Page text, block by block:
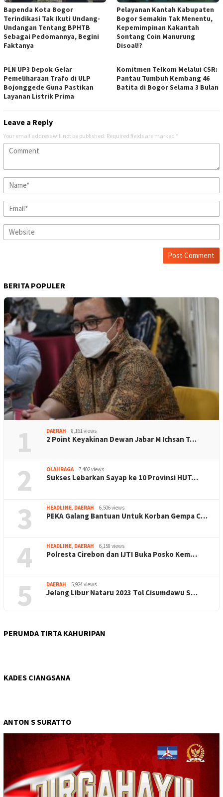
Bapenda Kota Bogor
Terindikasi Tak Ikuti Undang-
Undangan Tentang BPHTB
Sebagai Pedomannya, Begini
Faktanya
Pelayanan Kantah Kabupaten
Bogor Semakin Tak Menentu,
Kepemimpinan Kakantah
Sontang Coin Manurung
Disoal!?
PLN UP3 Depok Gelar
Pemeliharaan Trafo di ULP
Bojonggede Guna Pastikan
Layanan Listrik Prima
Komitmen Telkom Melalui CSR:
Pantau Tumbuh Kembang 46
Batita di Bogor Selama 3 Bulan
Leave a Reply
Your email address will not be published. Required fields are marked *
BERITA POPULER
1 DAERAH 8,161 views
2 Point Keyakinan Dewan Jabar M Ichsan T…
2 OLAHRAGA 7,402 views
Sukses Lebarkan Sayap ke 10 Provinsi HUT…
3 HEADLINE, DAERAH 6,506 views
PEKA Galang Bantuan Untuk Korban Gempa C…
4 HEADLINE, DAERAH 6,158 views
Polresta Cirebon dan IJTI Buka Posko Kem…
5 DAERAH 5,924 views
Jelang Libur Nataru 2023 Tol Cisumdawu S…
PERUMDA TIRTA KAHURIPAN
KADES CIANGSANA
ANTON S SURATTO